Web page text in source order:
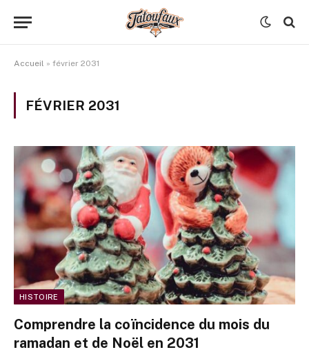
Accueil » février 2031
FÉVRIER 2031
HISTOIRE
Comprendre la coïncidence du mois du
ramadan et de Noël en 2031